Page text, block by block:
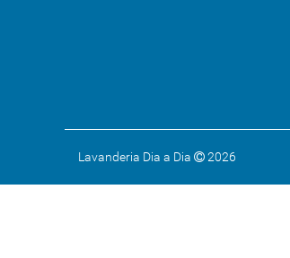
Lavanderia Dia a Dia 2026